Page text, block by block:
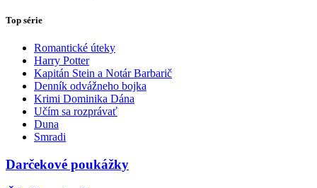
Top série
Romantické úteky
Harry Potter
Kapitán Stein a Notár Barbarič
Denník odvážneho bojka
Krimi Dominika Dána
Učím sa rozprávať
Duna
Smradi
Darčekové poukážky